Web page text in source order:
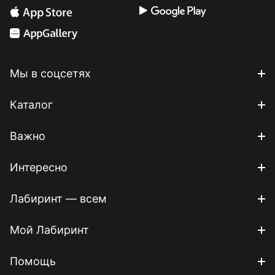
Мы в соцсетях
Каталог
Важно
Интересно
Лабиринт — всем
Мой Лабиринт
Помощь